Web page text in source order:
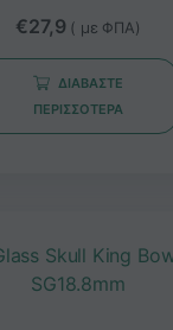
€27,9 ( με ΦΠΑ)
ΔΙΑΒΆΣΤΕ
ΠΕΡΙΣΣΌΤΕΡΑ